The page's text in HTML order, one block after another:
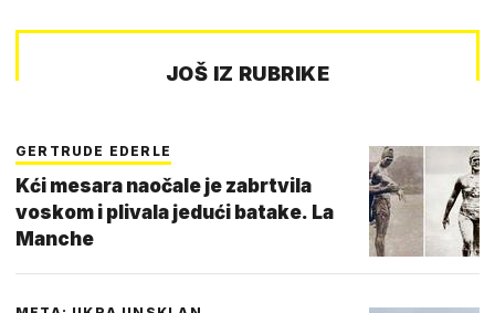
JOŠ IZ RUBRIKE
GERTRUDE EDERLE
Kći mesara naočale je zabrtvila
voskom i plivala jedući batake. La
Manche